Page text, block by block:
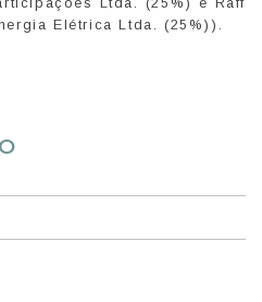
Elétrica Ltda. (25%)).